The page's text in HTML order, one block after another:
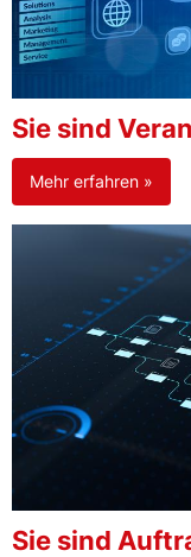
Sie sind
Mehr erfahren »
Sie sind